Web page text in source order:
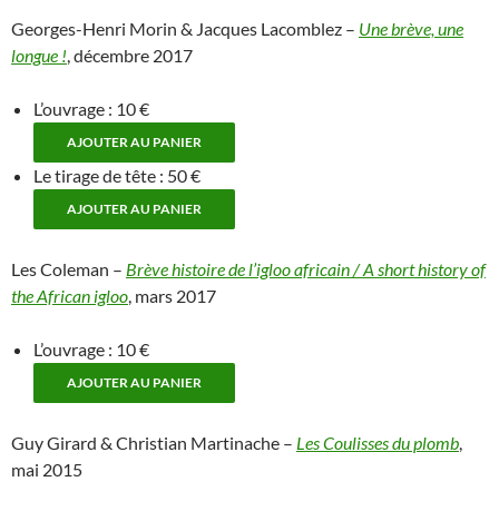
Georges-Henri Morin & Jacques Lacomblez – Une brève, une
longue !, décembre 2017
L’ouvrage : 10 €
Le tirage de tête : 50 €
Les Coleman – Brève histoire de l’igloo africain / A short history of
the African igloo, mars 2017
L’ouvrage : 10 €
Guy Girard & Christian Martinache – Les Coulisses du plomb,
mai 2015